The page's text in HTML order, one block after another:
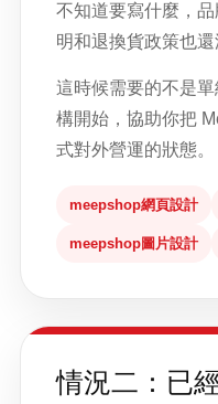
不知道要寫什麼，
明和退換貨政策也還
這時候需要的不是
構開始，協助你把
式對外營運的狀態。
meepshop網頁設計
meepshop圖片設計
情況二：已